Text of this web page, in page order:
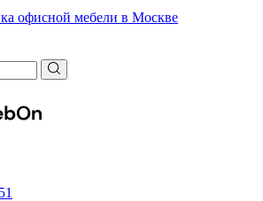
офисной мебели в Москве